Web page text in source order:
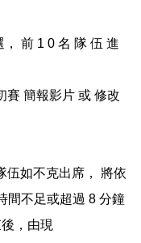
前 1 0 名 隊 伍 進
賽 簡報影片 或 修改
伍如不克出席， 將依
間不足或超過 8 分鐘
，由現